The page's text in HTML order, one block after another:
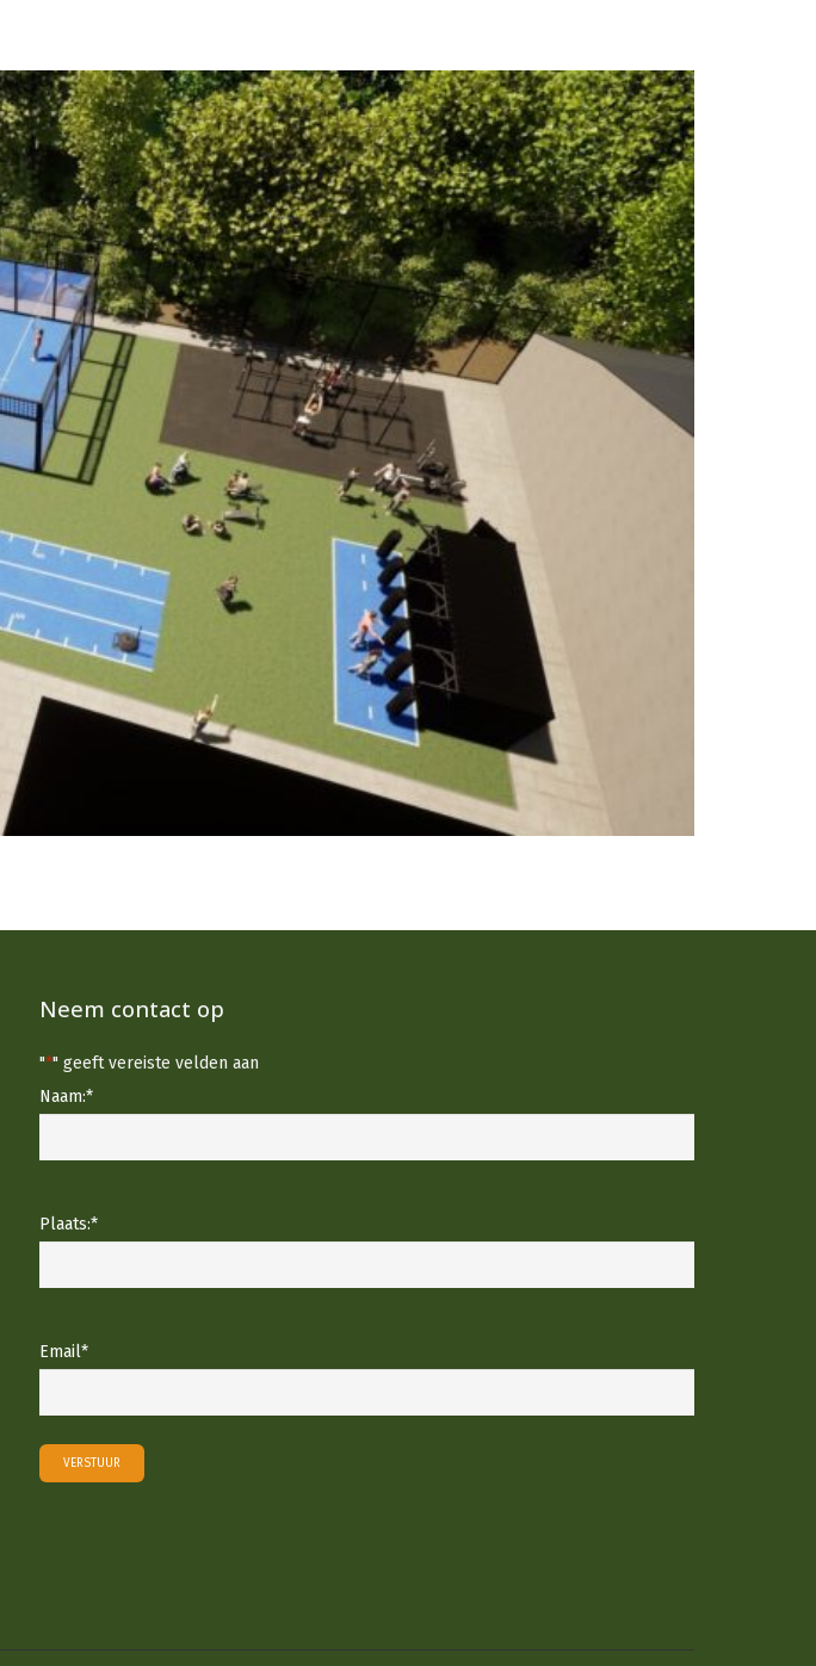
Neem contact op
"*" geeft vereiste velden aan
Naam:*
Plaats:*
Email*